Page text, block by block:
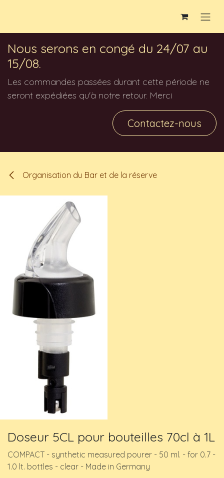
Nous serons en congé du 24/07 au
15/08.
Les commandes passées durant cette période ne
seront expédiées qu'à notre retour. Merci
Contactez-nous
Organisation du Bar et de la réserve
Doseur 5CL pour bouteilles 70cl à 1L
COMPACT - synthetic measured pourer - 50 ml. - for 0.7 -
1.0 lt. bottles - clear - Made in Germany